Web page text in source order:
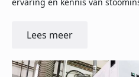
Lees meer